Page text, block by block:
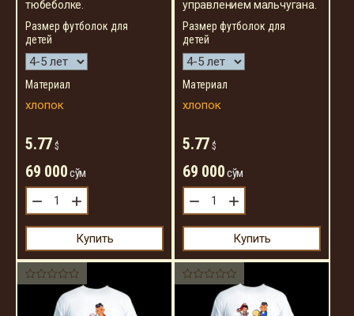
тюбеболке.
Размер футболок для
детей
Материал
хлопок
5.77 $
69 000сўм
− +
Купить
управлением мальчугана.
Размер футболок для
детей
Материал
хлопок
5.77 $
69 000сўм
− +
Купить